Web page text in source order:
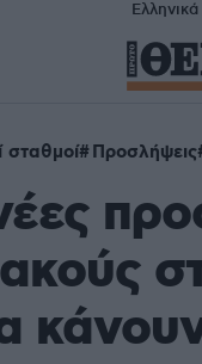
Ελληνικά
σταθμοί Προσλήψεις